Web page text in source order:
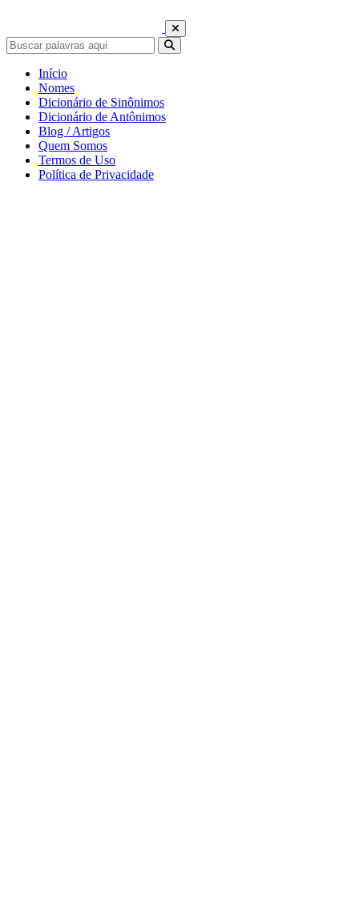
Início
Nomes
Dicionário de Sinônimos
Dicionário de Antônimos
Blog / Artigos
Quem Somos
Termos de Uso
Política de Privacidade